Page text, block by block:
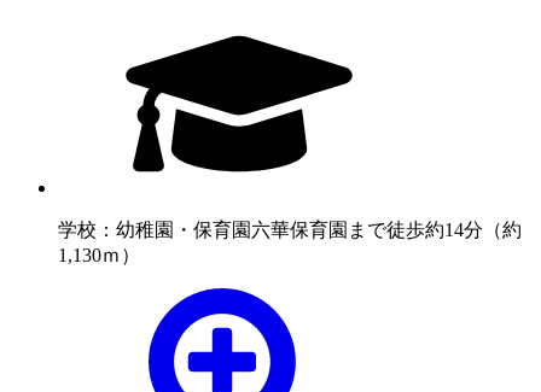
学校：幼稚園・保育園 六華保育園まで徒歩約14分（約
1,130ｍ）